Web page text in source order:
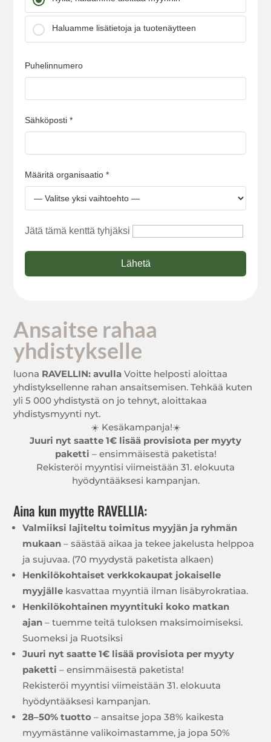
Haluamme lisätietoja ja tuotenäytteen
Puhelinnumero
Sähköposti *
Määritä organisaatio *
Jätä tämä kenttä tyhjäksi
Lähetä
Ansaitse rahaa
yhdistykselle
luona RAVELLIN: avulla Voitte helposti aloittaa
yhdistyksellenne rahan ansaitsemisen. Tehkää kuten
yli 5 000 yhdistystä on jo tehnyt, aloittakaa
yhdistysmyynti nyt.
☀️ Kesäkampanja!☀️
Juuri nyt saatte 1€ lisää provisiota per myyty
paketti – ensimmäisestä paketista!
Rekisteröi myyntisi viimeistään 31. elokuuta
hyödyntääksesi kampanjan.
Aina kun myytte RAVELLIA:
Valmiiksi lajiteltu toimitus myyjän ja ryhmän
mukaan – säästää aikaa ja tekee jakelusta helppoa
ja sujuvaa. (70 myydystä paketista alkaen)
Henkilökohtaiset verkkokaupat jokaiselle
myyjälle kasvattaa myyntiä ilman lisäbyrokratiaa.
Henkilökohtainen myyntituki koko matkan
ajan – tuemme teitä tuloksen maksimoimiseksi.
Suomeksi ja Ruotsiksi
Juuri nyt saatte 1€ lisää provisiota per myyty
paketti – ensimmäisestä paketista!
Rekisteröi myyntisi viimeistään 31. elokuuta
hyödyntääksesi kampanjan.
28–50% tuotto– ansaitse jopa 38% kaikesta
myymästänne valikoimastamme, ja jopa 50%